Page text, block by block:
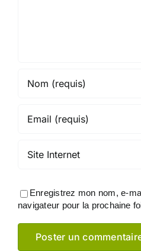
Enregistrez mon nom, e-
navigateur pour la prochaine